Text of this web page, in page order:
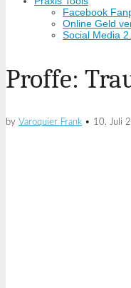
Facebook
Online Geld
Social Media
Proffe:
by Varoquier Frank • 10. Juli